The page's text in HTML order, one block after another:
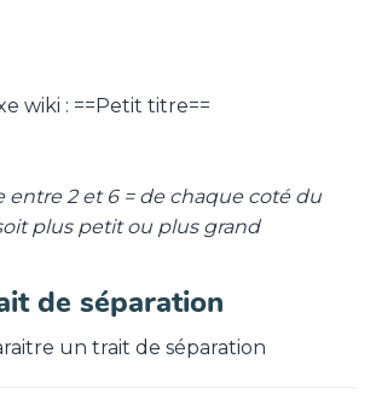
wiki : ==Petit titre==
entre 2 et 6 = de chaque coté du
plus petit ou plus grand
de séparation
un trait de séparation